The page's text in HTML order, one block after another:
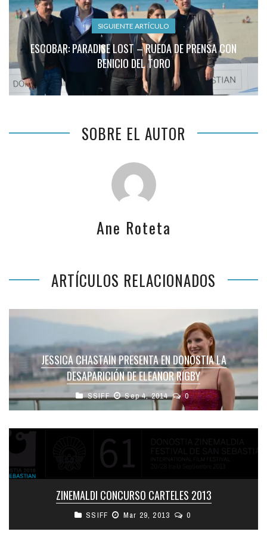
SIGUIENTE ARTÍCULO
ESCOBAR: PARADISE LOST – RUEDA DE PRENSA CON
BENICIO DEL TORO
SOBRE EL AUTOR
Ane Roteta
ARTÍCULOS RELACIONADOS
JESSICA CHASTAIN PRESENTA EN DONOSTIA LA
DESAPARICIÓN DE ELEANOR RIGBY
SSIFF Sep 4, 2014 0
ZINEMALDI CONCURSO CARTELES 2013
SSIFF Mar 29, 2013 0